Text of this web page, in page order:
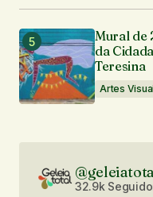
Mural de
da
Teresina
Artes
32.9k